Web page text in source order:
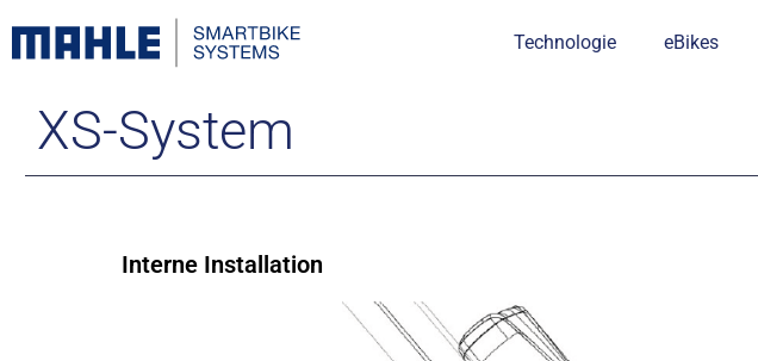
Technologie eBikes
XS-System
Interne Installation